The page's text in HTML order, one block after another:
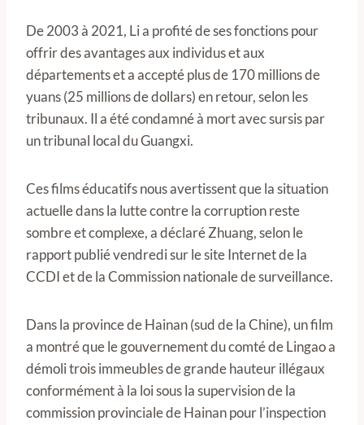
De 2003 à 2021, Li a profité de ses fonctions pour
offrir des avantages aux individus et aux
départements et a accepté plus de 170 millions de
yuans (25 millions de dollars) en retour, selon les
tribunaux. Il a été condamné à mort avec sursis par
un tribunal local du Guangxi.
Ces films éducatifs nous avertissent que la situation
actuelle dans la lutte contre la corruption reste
sombre et complexe, a déclaré Zhuang, selon le
rapport publié vendredi sur le site Internet de la
CCDI et de la Commission nationale de surveillance.
Dans la province de Hainan (sud de la Chine), un film
a montré que le gouvernement du comté de Lingao a
démoli trois immeubles de grande hauteur illégaux
conformément à la loi sous la supervision de la
commission provinciale de Hainan pour l’inspection